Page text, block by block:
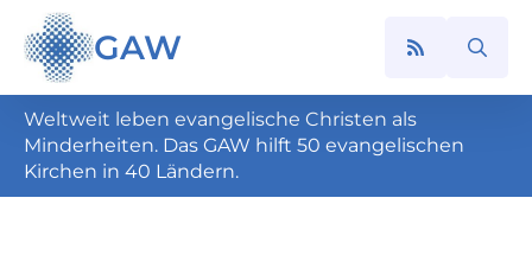
GAW
Search
Weltweit leben evangelische Christen als
Minderheiten. Das GAW hilft 50 evangelischen
Kirchen in 40 Ländern.